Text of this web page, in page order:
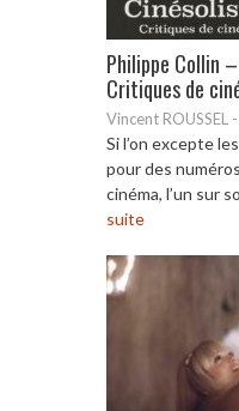
Philippe Collin
Critiques de
Vincent ROUSSEL -
Si l’on excepte
pour des
cinéma, l’un sur
suite